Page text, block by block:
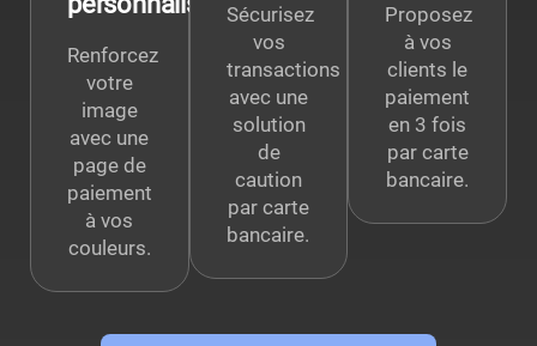
Renforcez
votre
image
avec une
page de
paiement
à vos
couleurs.
Sécurisez
vos
transactions
avec une
solution
de
caution
par carte
bancaire.
Proposez
à vos
clients le
paiement
en 3 fois
par carte
bancaire.